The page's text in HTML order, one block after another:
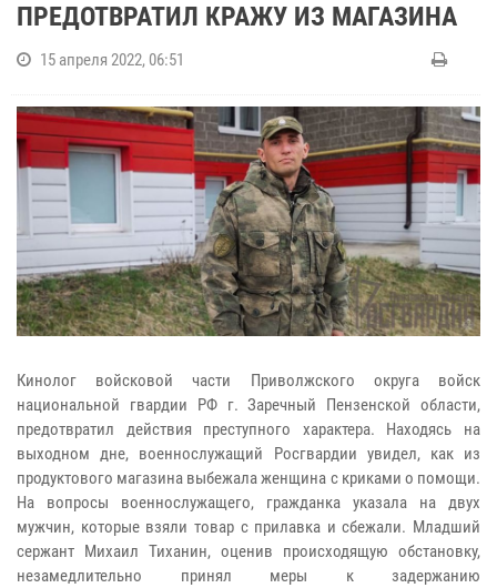
ПРЕДОТВРАТИЛ КРАЖУ ИЗ МАГАЗИНА
15 апреля 2022, 06:51
Кинолог войсковой части Приволжского округа войск
национальной гвардии РФ г. Заречный Пензенской области,
предотвратил действия преступного характера. Находясь на
выходном дне, военнослужащий Росгвардии увидел, как из
продуктового магазина выбежала женщина с криками о помощи.
На вопросы военнослужащего, гражданка указала на двух
мужчин, которые взяли товар с прилавка и сбежали. Младший
сержант Михаил Тиханин, оценив происходящую обстановку,
незамедлительно принял меры к задержанию